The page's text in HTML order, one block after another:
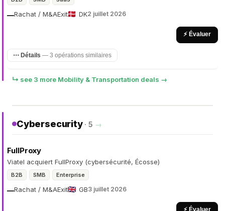
Rachat / M&A
— Exit DK2 juillet 2026
⚡ Évaluer
⋯ Détails — 3 opérations similaires
↳ see 3 more Mobility & Transportation deals →
Cybersecurity · 5 →
FullProxy
Viatel acquiert FullProxy (cybersécurité, Écosse)
B2B SMB Enterprise
Rachat / M&A
— Exit GB3 juillet 2026
⚡ Évaluer